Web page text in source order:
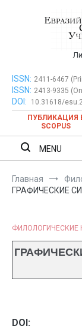
Евразийский
ISSN: 2411-6467
ISSN: 2413-9335
DOI:
10.31618/
ПУБЛИКАЦИЯ
SCOPUS
MENU
Главная
ГРАФИЧЕСКИЕ
ФИЛОЛОГИЧЕСКИЕ
DOI: